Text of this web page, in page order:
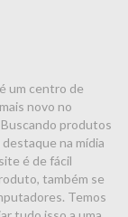
um centro de
novo no
produtos
na mídia
é de fácil
também se
Temos